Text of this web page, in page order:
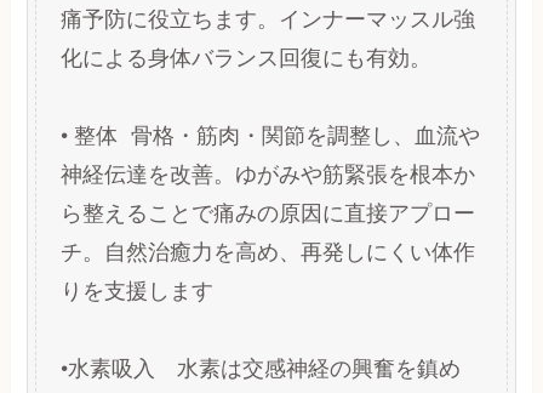
痛予防に役立ちます。インナーマッスル強
化による身体バランス回復にも有効。
• 整体 骨格・筋肉・関節を調整し、血流や
神経伝達を改善。ゆがみや筋緊張を根本か
ら整えることで痛みの原因に直接アプロー
チ。自然治癒力を高め、再発しにくい体作
りを支援します
•水素吸入 水素は交感神経の興奮を鎮め